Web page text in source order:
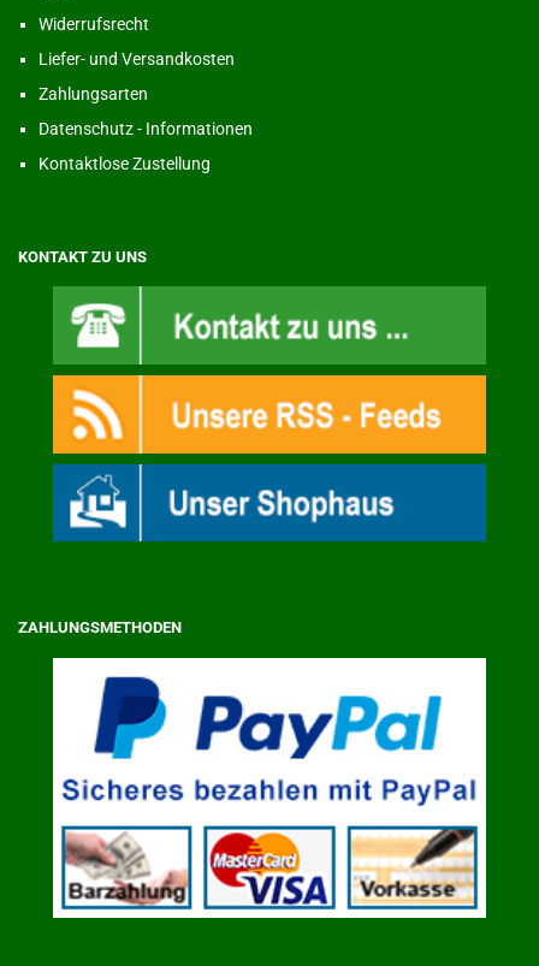
Widerrufsrecht
Liefer- und Versandkosten
Zahlungsarten
Datenschutz - Informationen
Kontaktlose Zustellung
KONTAKT ZU UNS
ZAHLUNGSMETHODEN